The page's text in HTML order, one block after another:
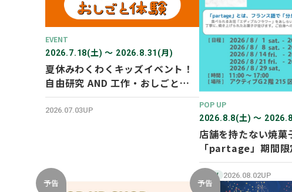
EVENT
2026.7.18(土) 〜 2026.8.31(月)
夏休みわくわくキッズイベント！
自由研究 AND 工作・おしごと体
験！
2026.07.03UP
POP UP
2026.8.8(土) 〜
店舗を持たない焼菓
「partage」期間
SHOP オープン！
NEW 2026.08.02UP
予告 予告